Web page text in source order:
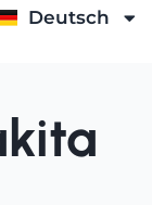
Deutsch
English